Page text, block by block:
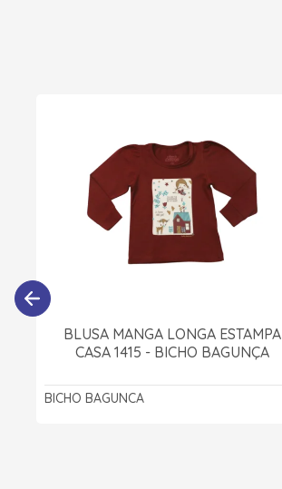
BLUSA MANGA LONGA ESTAMPA
CASA 1415 - BICHO BAGUNÇA
BICHO BAGUNCA